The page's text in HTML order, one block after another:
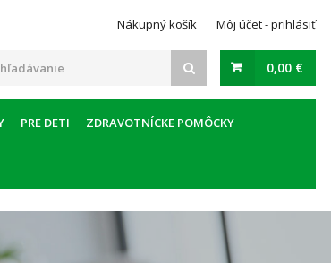
Nákupný košík Môj účet - prihlásiť
0,00 €
PRE DETI ZDRAVOTNÍCKE POMÔCKY